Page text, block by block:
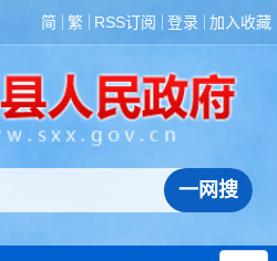
简 繁 RSS订阅 登录 加入收藏